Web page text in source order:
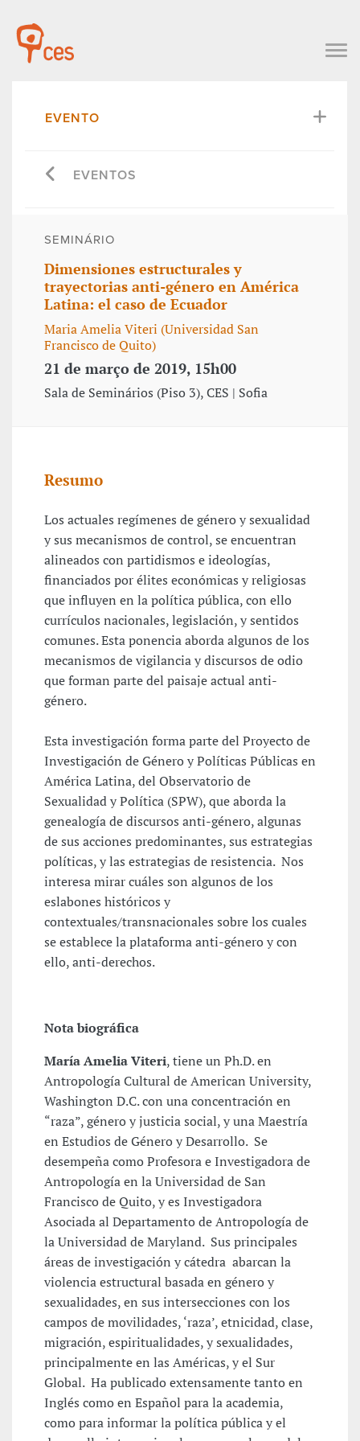
EVENTO
EVENTOS
SEMINÁRIO
Dimensiones estructurales y
trayectorias anti-género en América
Latina: el caso de Ecuador
Maria Amelia Viteri (Universidad San
Francisco de Quito)
21 de março de 2019, 15h00
Sala de Seminários (Piso 3), CES | Sofia
Resumo
Los actuales regímenes de género y sexualidad
y sus mecanismos de control, se encuentran
alineados con partidismos e ideologías,
financiados por élites económicas y religiosas
que influyen en la política pública, con ello
currículos nacionales, legislación, y sentidos
comunes. Esta ponencia aborda algunos de los
mecanismos de vigilancia y discursos de odio
que forman parte del paisaje actual anti-
género.
Esta investigación forma parte del Proyecto de
Investigación de Género y Políticas Públicas en
América Latina, del Observatorio de
Sexualidad y Política (SPW), que aborda la
genealogía de discursos anti-género, algunas
de sus acciones predominantes, sus estrategias
políticas, y las estrategias de resistencia. Nos
interesa mirar cuáles son algunos de los
eslabones históricos y
contextuales/transnacionales sobre los cuales
se establece la plataforma anti-género y con
ello, anti-derechos.
Nota biográfica
María Amelia Viteri, tiene un Ph.D. en
Antropología Cultural de American University,
Washington D.C. con una concentración en
“raza”, género y justicia social, y una Maestría
en Estudios de Género y Desarrollo. Se
desempeña como Profesora e Investigadora de
Antropología en la Universidad de San
Francisco de Quito, y es Investigadora
Asociada al Departamento de Antropología de
la Universidad de Maryland. Sus principales
áreas de investigación y cátedra abarcan la
violencia estructural basada en género y
sexualidades, en sus intersecciones con los
campos de movilidades, ‘raza’, etnicidad, clase,
migración, espiritualidades, y sexualidades,
principalmente en las Américas, y el Sur
Global. Ha publicado extensamente tanto en
Inglés como en Español para la academia,
como para informar la política pública y el